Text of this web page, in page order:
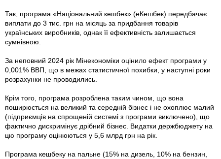
Так, програма «Національний кешбек» (еКешбек) передбачає
виплати до 3 тис. грн на місяць за придбання товарів
українських виробників, однак її ефективність залишається
сумнівною.
За неповний 2024 рік Мінекономіки оцінило ефект програми у
0,001% ВВП, що в межах статистичної похибки, у наступні роки
розрахунки не проводились.
Крім того, програма розроблена таким чином, що вона
поширюється на великий та середній бізнес і не охоплює малий
(підприємців на спрощеній системі з програми виключено), що
фактично дискримінує дрібний бізнес. Видатки держбюджету на
цю програму оцінюються у 5,6 млрд грн на рік.
Програма кешбеку на пальне (15% на дизель, 10% на бензин,